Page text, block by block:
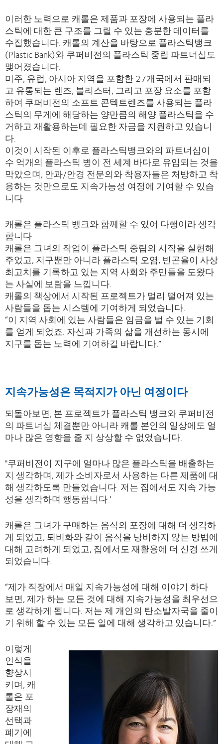
이러한 노력으로 캐롤은 제품과 포장에 사용되는 플라
스틱에 대한 큰 구조를 그릴 수 있는 충분한 데이터를
수집했습니다. 캐롤의 계산을 바탕으로 플라스틱뱅크
(Plastic Bank)와 쿠퍼비전의 플라스틱 중립 파트너십도
맺어졌습니다.
미주, 유럽, 아시아 지역을 포함한 27개국에서 판매되
고 유통되는 렌즈, 블리스터, 그리고 포장 요소를 포함
하여 쿠퍼비전의 소프트 콘텍트렌즈를 사용되는 플라
스틱의 무게에 해당하는 양만큼의 해양 플라스틱을 수
거하고 재활용하는데 필요한 자금을 지원하고 있습니
다.
이것이 시작된 이후로 플라스틱뱅크와의 파트너십이
수 억개의 플라스틱 병이 전 세계 바다로 유입되는 것을
막았으며, 안과/안경 전문의와 착용자들은 처방하고 착
용하는 것만으로도 지속가능성 여정에 기여할 수 있습
니다.
캐롤은 플라스틱 뱅크와 함께할 수 있어 다행이라 생각
합니다.
캐롤은 그녀의 작업이 플라스틱 중립의 시작을 실현해
주었고, 지구뿐만 아니라 플라스틱 오염, 빈곤율이 사상
최고치를 기록하고 있는 지역 사회와 주민들을 도왔다
는 사실에 보람을 느낍니다.
캐롤의 책상에서 시작된 프로젝트가 멀리 떨어져 있는
사람들을 돕는 시스템에 기여하게 되었습니다.
“이 지역 사회에 있는 사람들은 임금을 벌 수 있는 기회
를 얻게 되었죠. 자신과 가족의 삶을 개선하는 동시에
지구를 돕는 노력에 기여하길 바랍니다.”
지속가능성은 목적지가 아닌 여정이다
되돌아보면, 본 프로젝트가 플라스틱 뱅크와 쿠퍼비전
의 파트너십 체결뿐만 아니라 캐롤 본인의 일상에도 얼
마나 많은 영향을 줄 지 상상할 수 없었습니다.
"쿠퍼비전이 지구에 얼마나 많은 플라스틱을 배출하는
지 생각하며, 제가 소비자로서 사용하는 다른 제품에 대
해 생각하도록 만들었습니다. 저는 집에서도 지속 가능
성을 생각하며 행동합니다.’
캐롤은 그녀가 구매하는 음식의 포장에 대해 더 생각하
게 되었고, 퇴비화와 같이 음식을 낭비하지 않는 방법에
대해 고려하게 되었고, 집에서도 재활용에 더 신경 쓰게
되었습니다.
“제가 직장에서 매일 지속가능성에 대해 이야기 하다
보면, 제가 하는 모든 것에 대해 지속가능성을 최우선으
로 생각하게 됩니다. 저는 제 개인의 탄소발자국을 줄이
기 위해 할 수 있는 모든 일에 대해 생각하고 있습니다.”
이렇게
인식을
향상시
키며, 캐
롤은 포
장재의
선택과
폐기에